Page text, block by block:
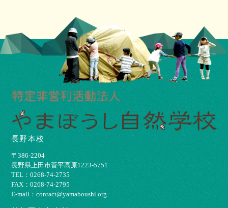
長野本校
〒386-2204
⻑野県上⽥市菅平⾼原1223-5751
TEL：0268-74-2735
FAX：0268-74-2795
E-mail：contact@yamaboushi.org